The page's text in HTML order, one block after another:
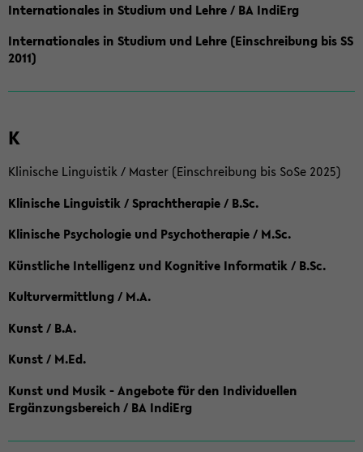
Internationales in Studium und Lehre / BA IndiErg
Internationales in Studium und Lehre (Einschreibung bis SS
2011)
K
Klinische Linguistik / Master (Einschreibung bis SoSe 2025)
Klinische Linguistik / Sprachtherapie / B.Sc.
Klinische Psychologie und Psychotherapie / M.Sc.
Künstliche Intelligenz und Kognitive Informatik / B.Sc.
Kulturvermittlung / M.A.
Kunst / B.A.
Kunst / M.Ed.
Kunst und Musik - Angebote für den Individuellen
Ergänzungsbereich / BA IndiErg